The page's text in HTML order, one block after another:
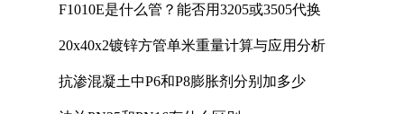
F1010E是什么管？能否用3205或3505代换
20x40x2镀锌方管单米重量计算与应用分析
抗渗混凝土中P6和P8膨胀剂分别加多少